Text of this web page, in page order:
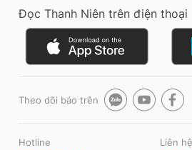
Đọc Thanh Niên trên điện thoại
Theo dõi báo trên
Hotline Liên